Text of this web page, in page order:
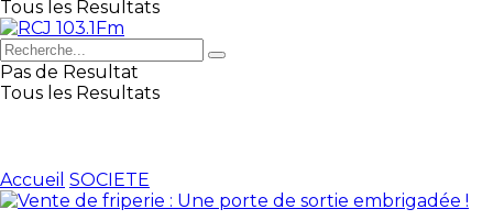
Tous les Resultats
Pas de Resultat
Tous les Resultats
Accueil SOCIETE